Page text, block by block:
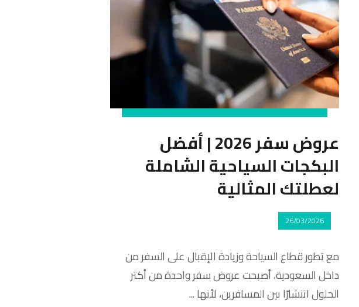
عروض سفر 2026 | أفضل
البكجات السياحية الشاملة
لعطلتك المثالية
26/03/2026
مع تطور قطاع السياحة وزيادة الإقبال على السفر من
داخل السعودية، أصبحت عروض سفر واحدة من أكثر
الحلول انتشارًا بين المسافرين، لأنها ...